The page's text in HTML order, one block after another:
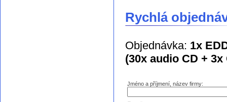
Rychlá
Objednávka: 1x
(30x audio CD +
Jméno a příjmení, název firmy: